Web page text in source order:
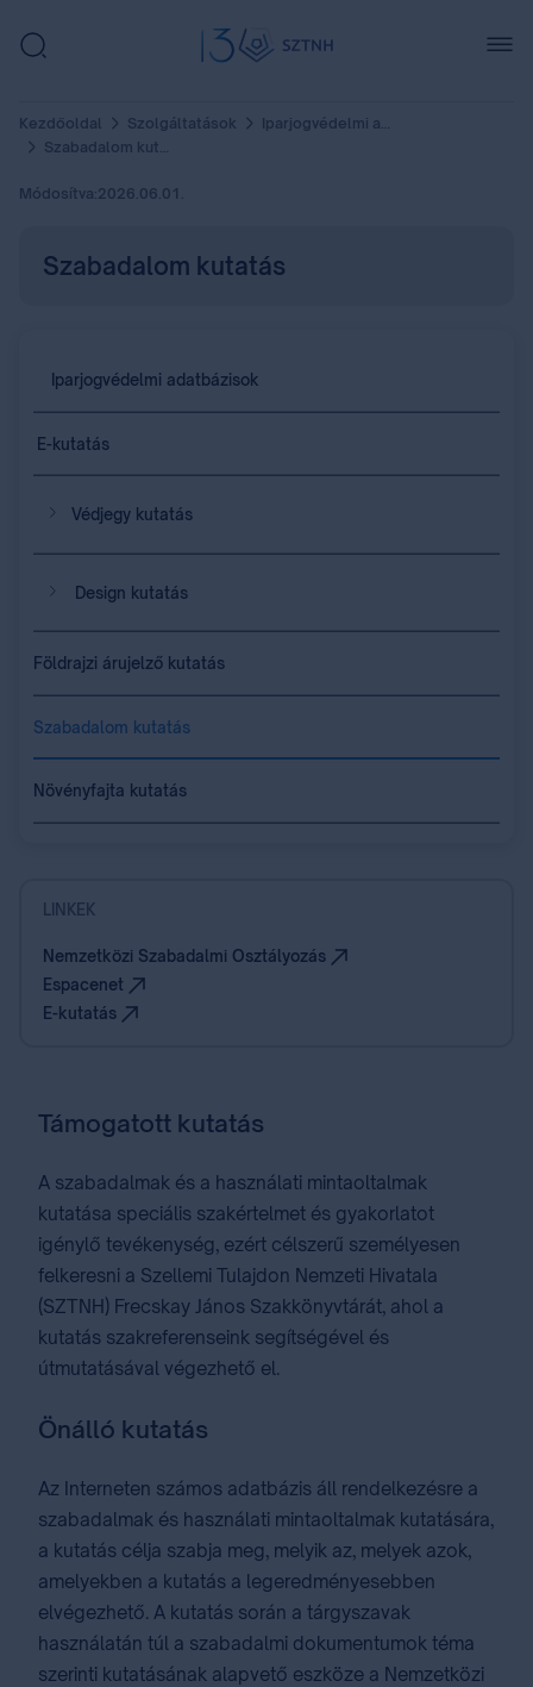
Kezdőoldal Szolgáltatások
Iparjogvédelmi adatbázisok
Szabadalom kutatás
Módosítva:2026.06.01.
Szabadalom kutatás
Iparjogvédelmi adatbázisok
E-kutatás
Védjegy kutatás
Design kutatás
Földrajzi árujelző kutatás
Szabadalom kutatás
Növényfajta kutatás
LINKEK
Nemzetközi Szabadalmi Osztályozás
Espacenet
E-kutatás
Támogatott kutatás
A szabadalmak és a használati mintaoltalmak
kutatása speciális szakértelmet és gyakorlatot
igénylő tevékenység, ezért célszerű személyesen
felkeresni a Szellemi Tulajdon Nemzeti Hivatala
(SZTNH) Frecskay János Szakkönyvtárát, ahol a
kutatás szakreferenseink segítségével és
útmutatásával végezhető el.
Önálló kutatás
Az Interneten számos adatbázis áll rendelkezésre a
szabadalmak és használati mintaoltalmak kutatására,
a kutatás célja szabja meg, melyik az, melyek azok,
amelyekben a kutatás a legeredményesebben
elvégezhető. A kutatás során a tárgyszavak
használatán túl a szabadalmi dokumentumok téma
szerinti kutatásának alapvető eszköze a Nemzetközi